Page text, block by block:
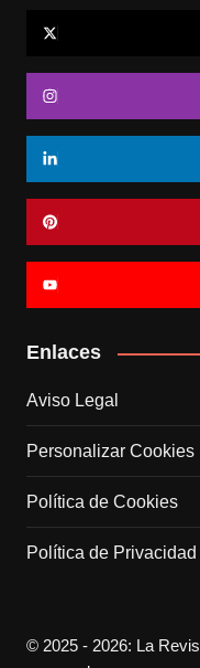
Enlaces
Aviso Legal
Personalizar Cookies
Política de Cookies
Política de Privacidad
© 2025 - 2026: La